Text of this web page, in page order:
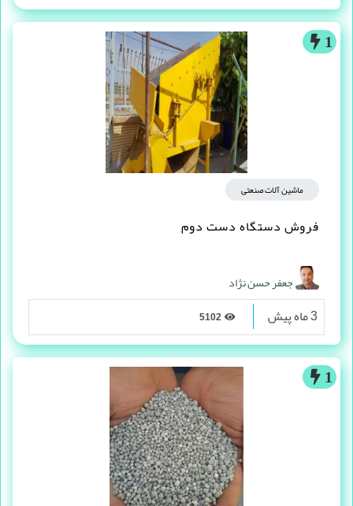
1
ماشین آلات صنعتی
فروش دستگاه دست دوم
جعفر حسن نژاد
3 ماه پیش
1